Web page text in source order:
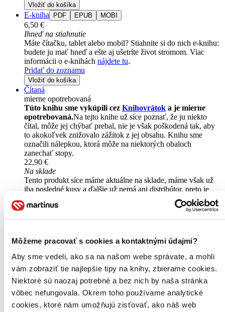
Môžeme pracovať s cookies a kontaktnými údajmi?
Aby sme vedeli, ako sa na našom webe správate, a mohli
vám zobraziť tie najlepšie tipy na knihy, zbierame cookies.
Niektoré sú naozaj potrebné a bez nich by naša stránka
vôbec nefungovala. Okrem toho používame analytické
cookies, ktoré nám umožňujú zisťovať, ako náš web
Vložiť do košíka
E-kniha PDF EPUB MOBI
6,50 €
Ihneď na stiahnutie
Máte čítačku, tablet alebo mobil? Stiahnite si do nich e-knihu:
budete ju mať hneď a ešte aj ušetríte život stromom. Viac
informácii o e-knihách nájdete tu.
Pridať do zoznamu
Vložiť do košíka
Čítaná
mierne opotrebovaná
Túto knihu sme vykúpili cez Knihovrátok a je mierne
opotrebovaná.Na tejto knihe už síce poznať, že ju niekto
čítal, môže jej chýbať prebal, nie je však poškodená tak, aby
to akokoľvek znižovalo zážitok z jej obsahu. Knihu sme
označili nálepkou, ktorá môže na niektorých obaloch
zanechať stopy.
22,90 €
Na sklade
Tento produkt síce máme aktuálne na sklade, máme však už
iba posledné kusy a ďalšie už nemá ani distribútor, preto je
možné, že bude onedlho úplne vypredaný. Ak ho chcete mať,
ponáhľajte sa!
Ďalšie formáty